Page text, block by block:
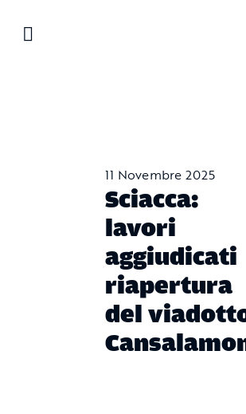
11 Novembre 2025
Sciacca:
lavori
aggiudicati
riapertura
del